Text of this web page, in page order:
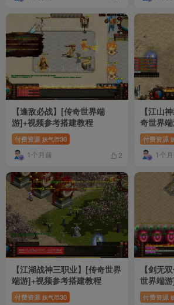
【逢敌必战】[传奇世界端
游]+视频参考搭建教程
付费资源 妖气币30
1个月前 2
【江山
奇世界
程付费资源
1个
【江湖战神三职业】[传奇世界
端游]+视频参考搭建教程
付费资源 妖气币30
【剑无
世界端
付费资源